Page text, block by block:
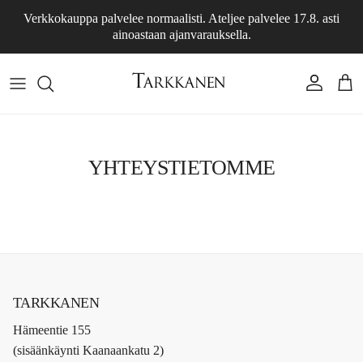
Verkkokauppa palvelee normaalisti. Ateljee palvelee 17.8. asti
ainoastaan ajanvarauksella.
Account Cart
YHTEYSTIETOMME
TARKKANEN
Hämeentie 155
(sisäänkäynti Kaanaankatu 2)